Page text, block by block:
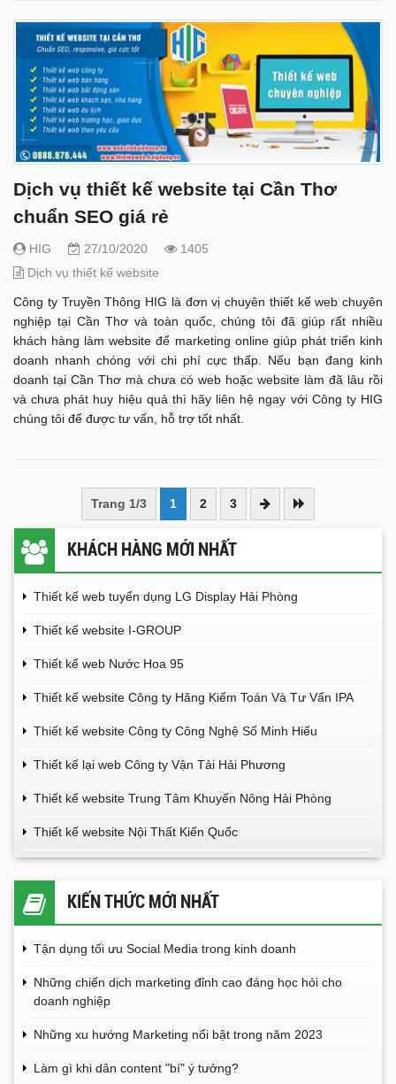
Dịch vụ thiết kế website tại Cần Thơ
chuẩn SEO giá rẻ
HIG 27/10/2020
1405
Dịch vụ thiết kế website
Công ty Truyền Thông HIG là đơn vị chuyên thiết kế web chuyên
nghiệp tại Cần Thơ và toàn quốc, chúng tôi đã giúp rất nhiều
khách hàng làm website để marketing online giúp phát triển kinh
doanh nhanh chóng với chi phí cực thấp. Nếu bạn đang kinh
doanh tại Cần Thơ mà chưa có web hoặc website làm đã lâu rồi
và chưa phát huy hiệu quả thì hãy liên hệ ngay với Công ty HIG
chúng tôi để được tư vấn, hỗ trợ tốt nhất.
Trang 1/3 1 2 3
KHÁCH HÀNG MỚI NHẤT
Thiết kế web tuyển dụng LG Display Hải Phòng
Thiết kế website I-GROUP
Thiết kế web Nước Hoa 95
Thiết kế website Công ty Hãng Kiểm Toán Và Tư Vấn IPA
Thiết kế website Công ty Công Nghệ Số Minh Hiếu
Thiết kế lại web Công ty Vận Tải Hải Phương
Thiết kế website Trung Tâm Khuyến Nông Hải Phòng
Thiết kế website Nội Thất Kiến Quốc
KIẾN THỨC MỚI NHẤT
Tận dụng tối ưu Social Media trong kinh doanh
Những chiến dịch marketing đỉnh cao đáng học hỏi cho
doanh nghiệp
Những xu hướng Marketing nổi bật trong năm 2023
Làm gì khi dân content "bí" ý tưởng?